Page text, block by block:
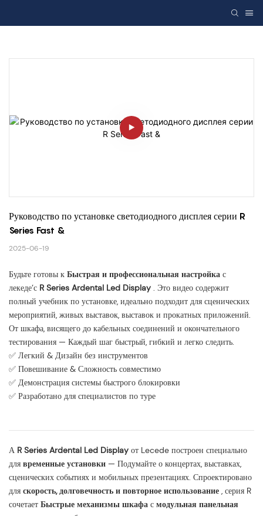
Руководство по установке светодиодного дисплея серии R
Series Fast &
2025-06-19
Будьте готовы к Быстрая и профессиональная настройка с
лекеде’с R Series Ardental Led Display . Это видео содержит
полный учебник по установке, идеально подходит для сценических
мероприятий, живых выставок, выставок и прокатных приложений.
От шкафа, висящего до кабельных соединений и окончательного
тестирования — Каждый шаг быстрый, гибкий и легко следить.
✅ Легкий & Дизайн без инструментов
✅ Повешивание & Сложность совместимо
✅ Демонстрация системы быстрого блокировки
✅ Разработано для специалистов по туре
А R Series Ardental Led Display от Lecede построен специально
для временные установки — Подумайте о концертах, выставках,
сценических событиях и мобильных презентациях. Спроектировано
для скорость, долговечность и повторное использование , серия R
сочетает Быстрые механизмы шкафа с модульная панельная